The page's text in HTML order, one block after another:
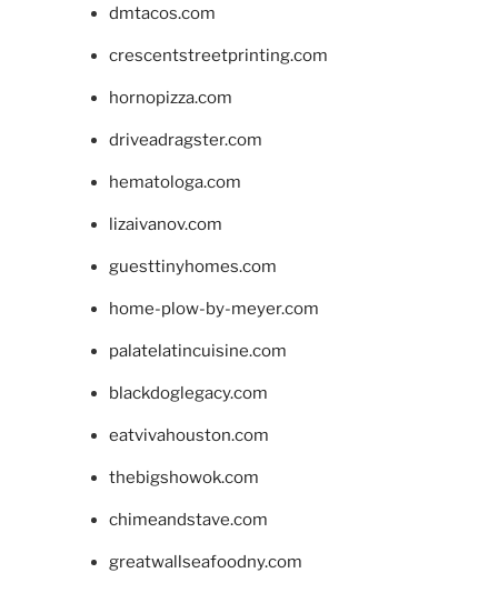
dmtacos.com
crescentstreetprinting.com
hornopizza.com
driveadragster.com
hematologa.com
lizaivanov.com
guesttinyhomes.com
home-plow-by-meyer.com
palatelatincuisine.com
blackdoglegacy.com
eatvivahouston.com
thebigshowok.com
chimeandstave.com
greatwallseafoodny.com